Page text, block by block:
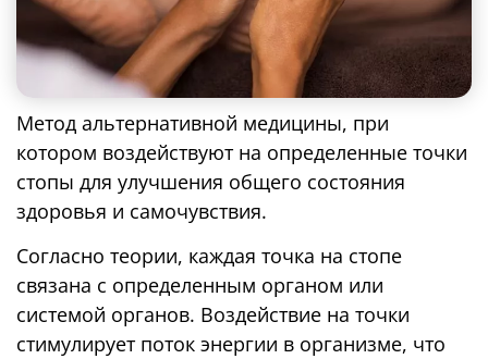
Метод альтернативной медицины, при
котором воздействуют на определенные точки
стопы для улучшения общего состояния
здоровья и самочувствия.
Согласно теории, каждая точка на стопе
связана с определенным органом или
системой органов. Воздействие на точки
стимулирует поток энергии в организме, что
Необходимые
Эти cookie
работы сайта и
не могут быть